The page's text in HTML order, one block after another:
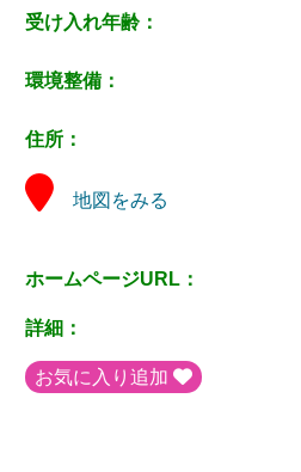
受け入れ年齢：
環境整備：
住所：
地図をみる
ホームページURL：
詳細：
お気に入り追加